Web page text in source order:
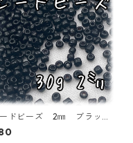
ドビーズ 2㎜ ブラッ
30ｇ【SEED-BEADS-o0
】